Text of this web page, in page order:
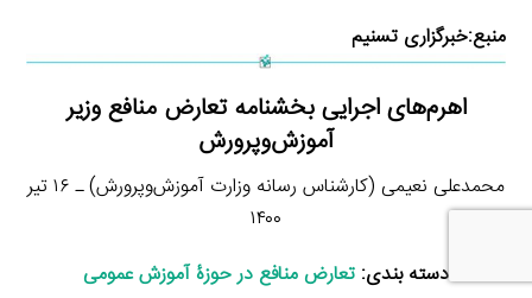
منبع:خبرگزاری تسنیم
اهرم‌های اجرایی بخشنامه تعارض منافع وزیر
آموزش‌وپرورش
محمدعلی نعیمی (کارشناس رسانه وزارت آموزش‌وپرورش) ـ ۱۶ تیر
۱۴۰۰
دسته بندی: تعارض منافع در حوزۀ آموزش عمومی